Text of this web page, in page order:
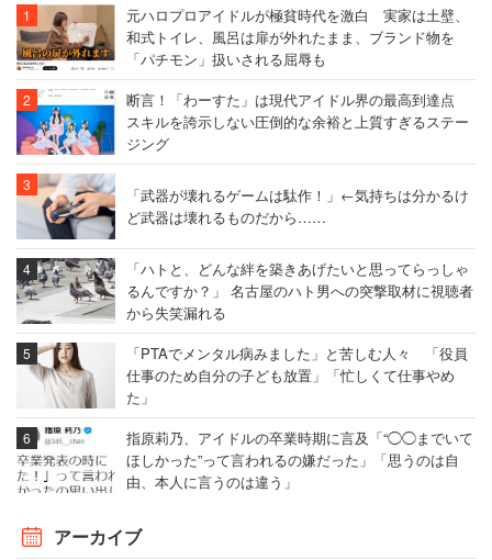
元ハロプロアイドルが極貧時代を激白 実家は土壁、
和式トイレ、風呂は扉が外れたまま、ブランド物を
「パチモン」扱いされる屈辱も
断言！「わーすた」は現代アイドル界の最高到達点
スキルを誇示しない圧倒的な余裕と上質すぎるステー
ジング
「武器が壊れるゲームは駄作！」←気持ちは分かるけ
ど武器は壊れるものだから……
「ハトと、どんな絆を築きあげたいと思ってらっしゃ
るんですか？」 名古屋のハト男への突撃取材に視聴者
から失笑漏れる
「PTAでメンタル病みました」と苦しむ人々 「役員
仕事のため自分の子ども放置」「忙しくて仕事やめ
た」
指原莉乃、アイドルの卒業時期に言及「“◯◯までいて
ほしかった”って言われるの嫌だった」「思うのは自
由、本人に言うのは違う」
アーカイブ